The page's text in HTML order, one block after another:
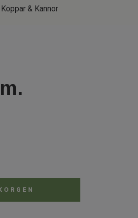
& Kannor